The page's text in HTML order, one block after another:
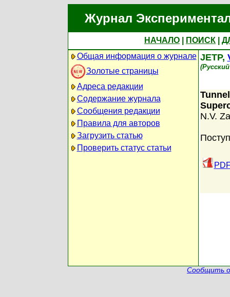
Журнал
НАЧАЛО ПОИСК
Общая информация о журнале
Золотые страницы
Адреса редакции
Содержание журнала
Сообщения редакции
Правила для авторов
Загрузить статью
Проверить статус статьи
JETP,
N.V.
Сообщить о